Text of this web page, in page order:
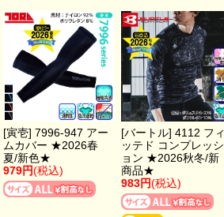
[寅壱] 7996-947 アー
ムカバー ★2026春
夏/新色★
979円(税込)
[バートル] 4112 フィ
ッテド コンプレッシ
ョン ★2026秋冬/新
商品★
983円(税込)